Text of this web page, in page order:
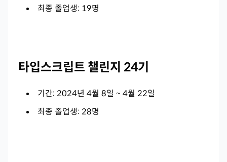
최종 졸업생: 19명
타입스크립트 챌린지 24기
기간: 2024년 4월 8일 ~ 4월 22일
최종 졸업생: 28명